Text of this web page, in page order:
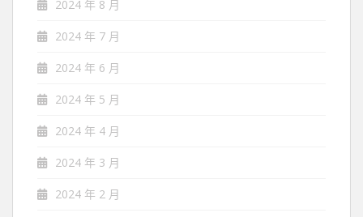
2024 年 8 月
2024 年 7 月
2024 年 6 月
2024 年 5 月
2024 年 4 月
2024 年 3 月
2024 年 2 月